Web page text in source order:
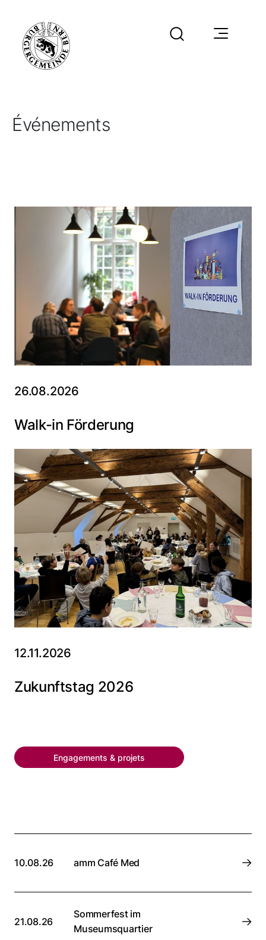
Événements
26.08.2026
Walk-in Förderung
12.11.2026
Zukunftstag 2026
Engagements & projets
10.08.26 amm Café Med
21.08.26
Sommerfest im
Museumsquartier